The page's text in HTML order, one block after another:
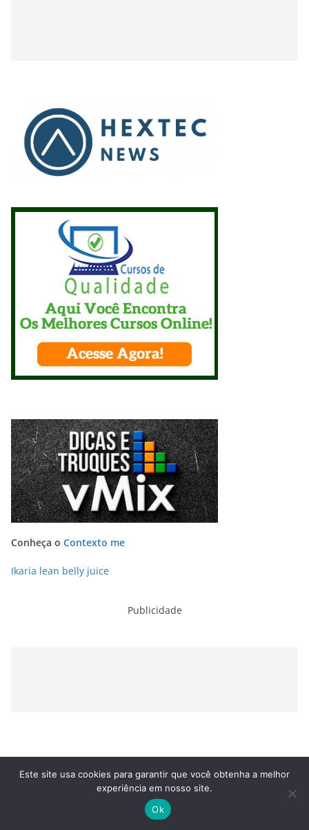
Conheça o Contexto me
Ikaria lean belly juice
Publicidade
Este site usa cookies para garantir que você obtenha a melhor
experiência em nosso site.
Ok